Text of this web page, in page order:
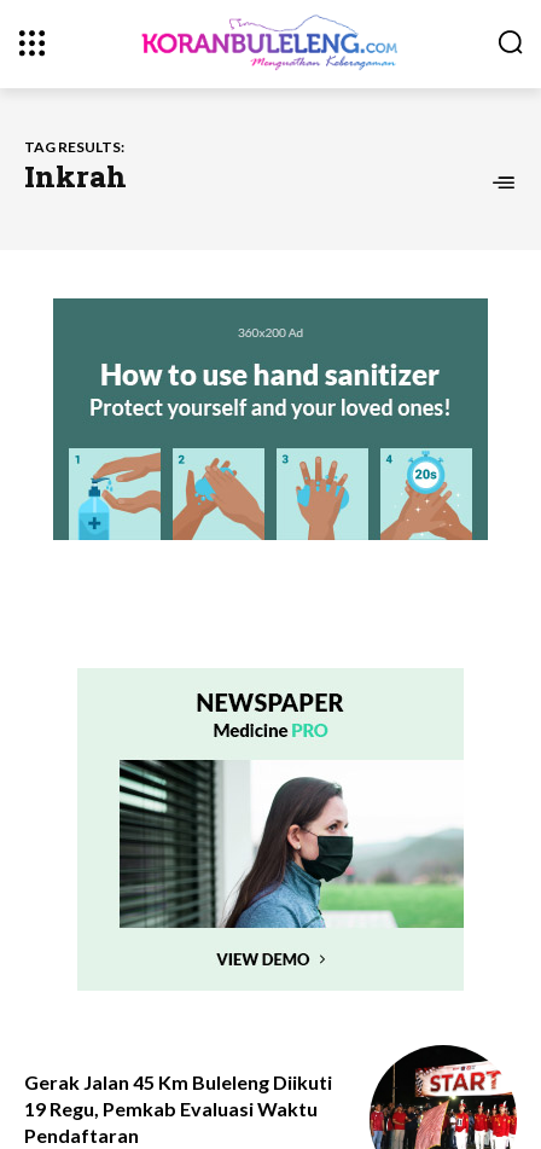
TAG RESULTS:
Inkrah
Gerak Jalan 45 Km Buleleng Diikuti
19 Regu, Pemkab Evaluasi Waktu
Pendaftaran